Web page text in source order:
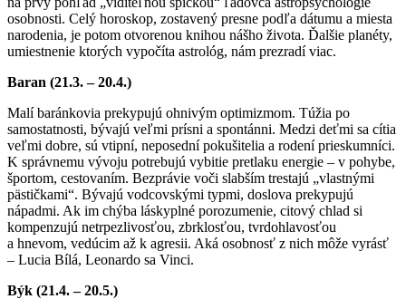
osobnosti. Celý horoskop, zostavený presne podľa dátumu a miesta
narodenia, je potom otvorenou knihou nášho života. Ďalšie planéty,
umiestnenie ktorých vypočíta astrológ, nám prezradí viac.
Baran (21.3. – 20.4.)
Malí baránkovia prekypujú ohnivým optimizmom. Túžia po
samostatnosti, bývajú veľmi prísni a spontánni. Medzi deťmi sa cítia
veľmi dobre, sú vtipní, neposední pokušitelia a rodení prieskumníci.
K správnemu vývoju potrebujú vybitie pretlaku energie – v pohybe,
športom, cestovaním. Bezprávie voči slabším trestajú „vlastnými
pästičkami“. Bývajú vodcovskými typmi, doslova prekypujú
nápadmi. Ak im chýba láskyplné porozumenie, citový chlad si
kompenzujú netrpezlivosťou, zbrklosťou, tvrdohlavosťou
a hnevom, vedúcim až k agresii. Aká osobnosť z nich môže vyrásť
– Lucia Bílá, Leonardo sa Vinci.
Býk (21.4. – 20.5.)